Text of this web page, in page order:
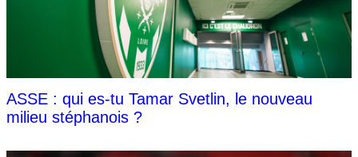
ASSE : qui es-tu Tamar Svetlin, le nouveau
milieu stéphanois ?